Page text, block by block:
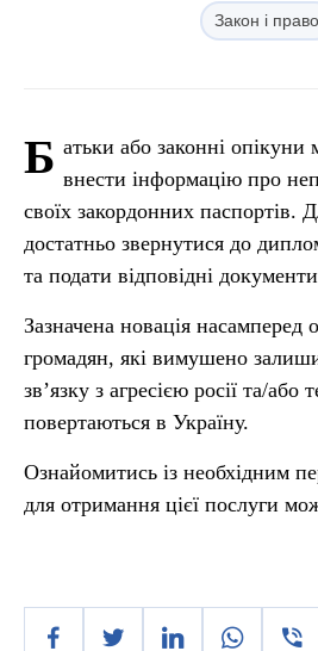
Закон і право
Б атьки або законні
внести інформацію про
своїх закордонних паспортів.
достатньо звернутися до
та подати відповідні
Зазначена новація насамперед
громадян, які вимушено
зв’язку з агресією росії та/або
повертаються в Україну.
Ознайомитись із необхідним
для отримання цієї послуги